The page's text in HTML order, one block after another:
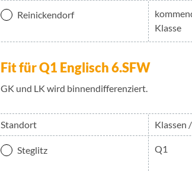
Reinickendorf
Klasse
Fit für Q1 Englisch 6.SFW
GK und LK wird binnendifferenziert.
Standort Klassen
Steglitz Q1